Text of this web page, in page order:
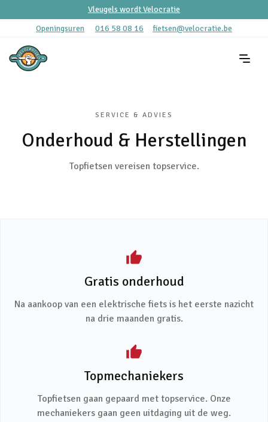
Vleugels wordt Velocratie
Openingsuren
016 58 08 16 fietsen@velocratie.be
SERVICE & ADVIES
Onderhoud & Herstellingen
Topfietsen vereisen topservice.
Gratis onderhoud
Na aankoop van een elektrische fiets is het eerste nazicht
na drie maanden gratis.
Topmechaniekers
Topfietsen gaan gepaard met topservice. Onze
mechaniekers gaan geen uitdaging uit de weg.